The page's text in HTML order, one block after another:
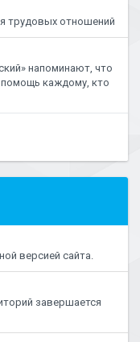
трудовых отношений
напоминают, что
помощь каждому, кто
версией сайта.
завершается